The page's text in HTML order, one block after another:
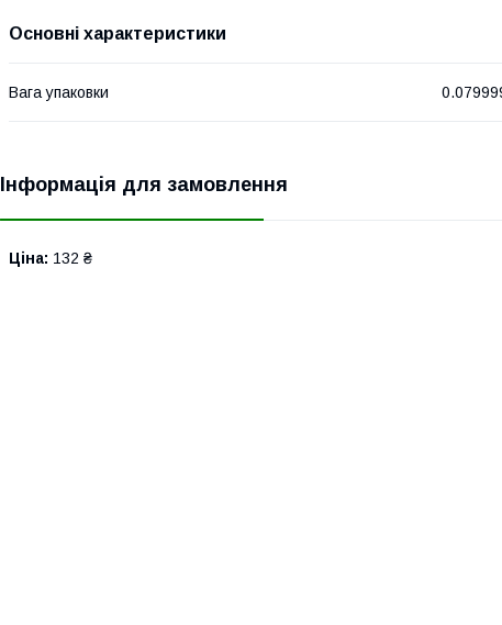
Основні характеристики
Вага упаковки
Інформація для замовлення
Ціна: 132 ₴